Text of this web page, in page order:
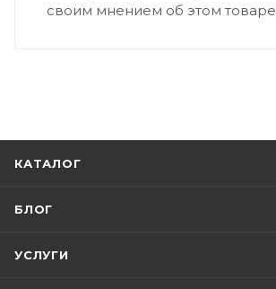
своим мнением об этом товаре
КАТАЛОГ
БЛОГ
УСЛУГИ